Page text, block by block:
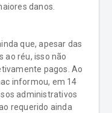
danos.
que, apesar das
ao réu, isso não
pagos. Ao
informou, em 14
administrativos
requerido ainda